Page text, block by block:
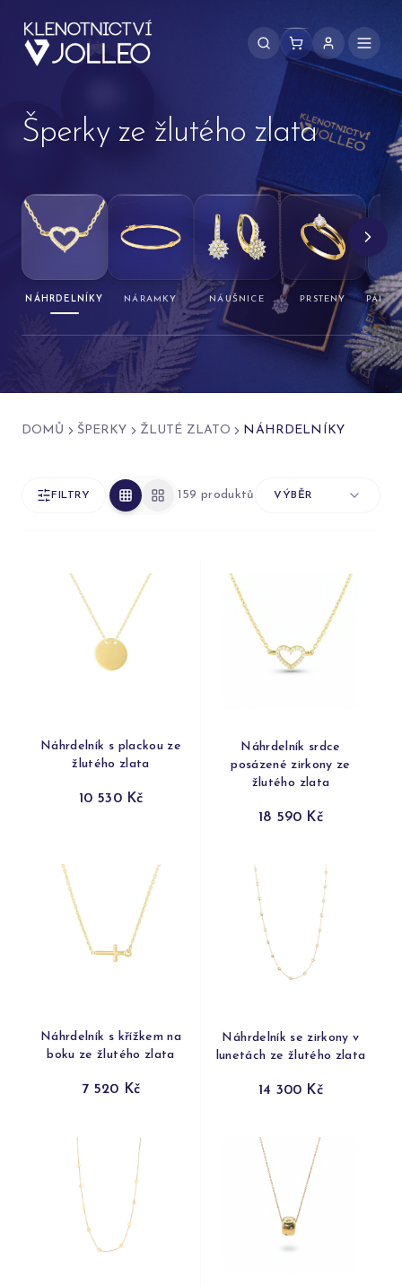
Šperky ze žlutého zlata
NÁHRDELNÍKY NÁRAMKY NÁUŠNICE PRSTENY
DOMŮ ŠPERKY ŽLUTÉ ZLATO NÁHRDELNÍKY
FILTRY 159 produktů VÝBĚR
Náhrdelník s plackou ze
žlutého zlata
10 530 Kč
Náhrdelník srdce
posázené zirkony ze
žlutého zlata
18 590 Kč
Náhrdelník s křížkem na
boku ze žlutého zlata
7 520 Kč
Náhrdelník se zirkony v
lunetách ze žlutého zlata
14 300 Kč